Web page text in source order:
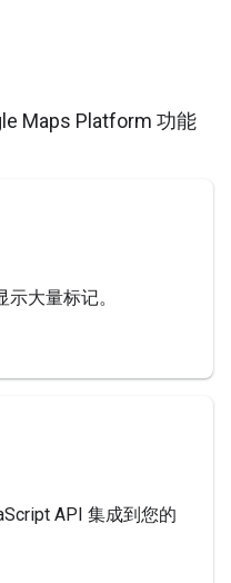
Maps Platform 功能
大量标记。
API 集成到您的